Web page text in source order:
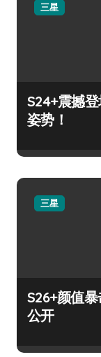
三星
S24+震撼
姿势！
三星
S26+颜值
公开